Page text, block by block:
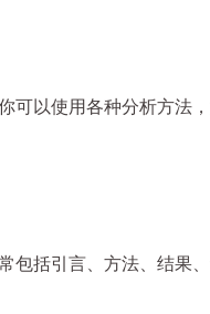
可以使用各种分析方
包括引言、方法、结